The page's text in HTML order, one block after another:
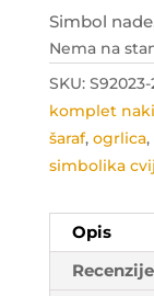
Simbol
Nema na
SKU: S92023-
komplet
šaraf, ogrlica,
simbolika
Opis